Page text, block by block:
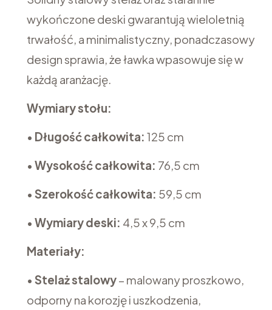
wykończone deski gwarantują wieloletnią
trwałość, a minimalistyczny, ponadczasowy
design sprawia, że ławka wpasowuje się w
każdą aranżację.
Wymiary stołu:
• Długość całkowita: 125 cm
• Wysokość całkowita: 76,5 cm
• Szerokość całkowita: 59,5 cm
• Wymiary deski: 4,5 x 9,5 cm
Materiały:
• Stelaż stalowy– malowany proszkowo,
odporny na korozję i uszkodzenia,